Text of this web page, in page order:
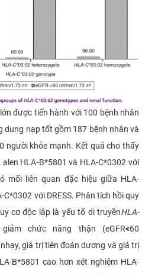
được tiến hành với 100 bệnh nhân
dung nạp tốt gồm 187 bệnh nhân và
người khỏe mạnh. Kết quả cho thấy
HLA-B*5801 và HLA-C*0302 với
mối liên quan đặc hiệu giữa HLA-
với DRESS. Phân tích hồi quy
cơ độc lập là yếu tố di truyềnHLA-
chức năng thận (eGFR<60
giá trị tiên đoán dương và giá trị
B*5801 cao hơn xét nghiệm HLA-